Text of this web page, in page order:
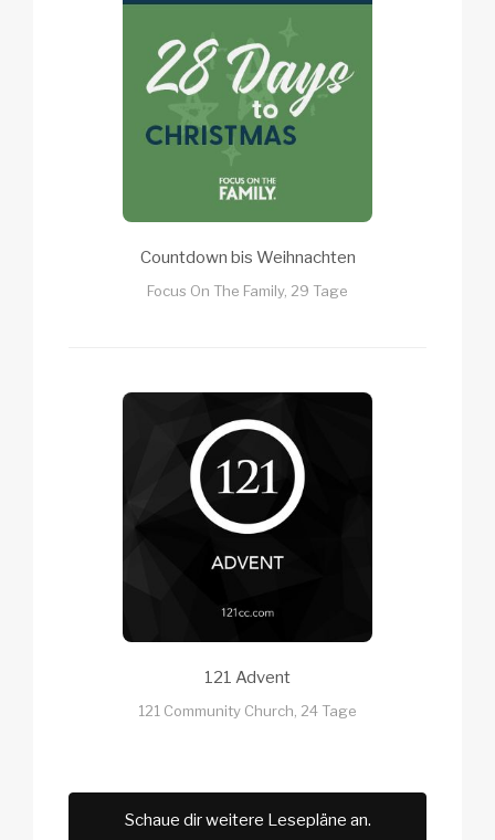
Countdown bis Weihnachten
Focus On The Family, 29 Tage
121 Advent
121 Community Church, 24 Tage
Schaue dir weitere Lesepläne an.